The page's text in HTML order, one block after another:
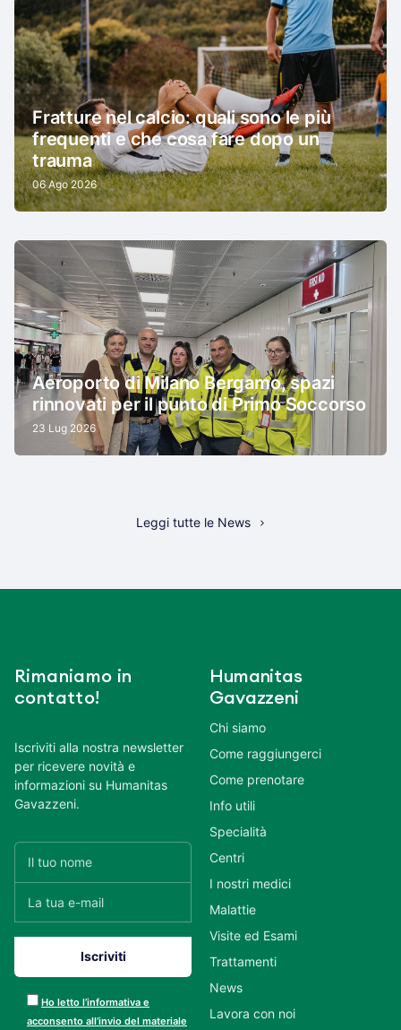
Fratture nel calcio: quali sono le più
frequenti e che cosa fare dopo un
trauma
06 Ago 2026
Aeroporto di Milano Bergamo, spazi
rinnovati per il punto di Primo Soccorso
23 Lug 2026
Leggi tutte le News
Rimaniamo in
contatto!
Iscriviti alla nostra newsletter
per ricevere novità e
informazioni su Humanitas
Gavazzeni.
Ho letto l’informativa e
acconsento all’invio del materiale
Humanitas
Gavazzeni
Chi siamo
Come raggiungerci
Come prenotare
Info utili
Specialità
Centri
I nostri medici
Malattie
Visite ed Esami
Trattamenti
News
Lavora con noi